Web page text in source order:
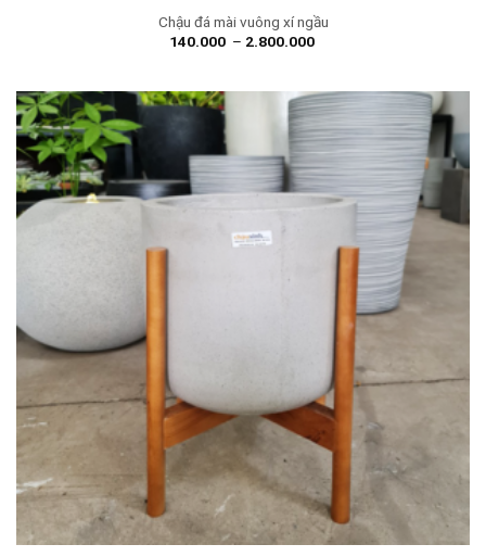
Chậu đá mài vuông xí ngầu
140.000 – 2.800.000